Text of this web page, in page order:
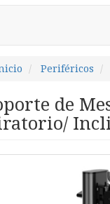
Periféricos
de